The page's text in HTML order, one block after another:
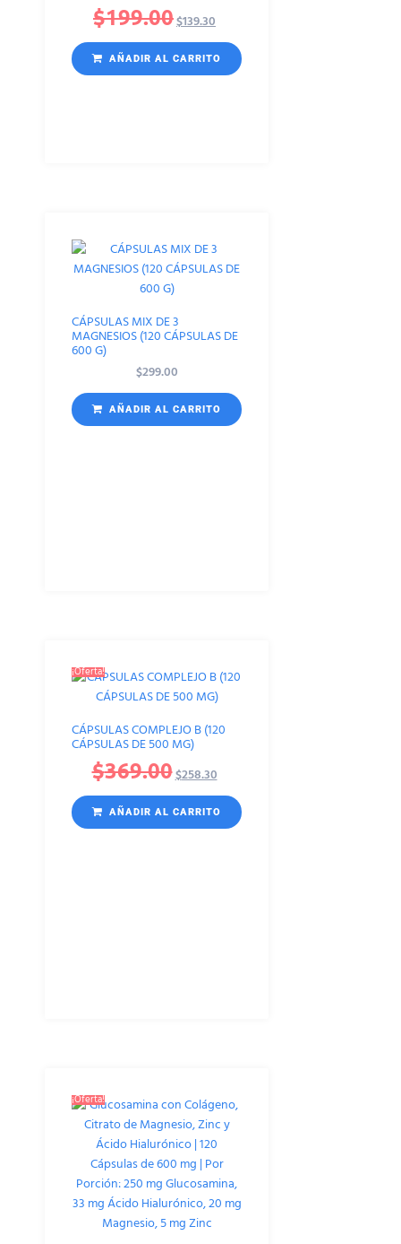
$199.00$139.30
AÑADIR AL CARRITO
CÁPSULAS MIX DE 3
MAGNESIOS (120 CÁPSULAS DE
600 G)
$299.00
AÑADIR AL CARRITO
¡Oferta!
CÁPSULAS COMPLEJO B (120
CÁPSULAS DE 500 MG)
$369.00$258.30
AÑADIR AL CARRITO
¡Oferta!